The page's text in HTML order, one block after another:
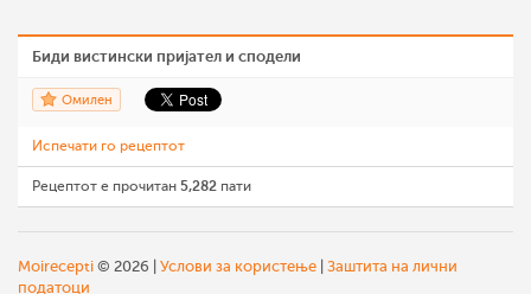
Биди вистински пријател и сподели
Омилен
Испечати го рецептот
Рецептот е прочитан 5,282 пати
Moirecepti © 2026 | Услови за користење Заштита на лични
податоци